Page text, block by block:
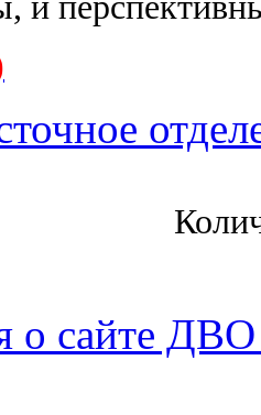
о сайте